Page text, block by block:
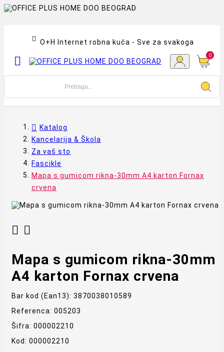
 O+H Internet robna kuća - Sve za svakoga
 0
Katalog
Kancelarija & Škola
Za vaš sto
Fascikle
Mapa s gumicom rikna-30mm A4 karton Fornax
crvena
 
Mapa s gumicom rikna-30mm
A4 karton Fornax crvena
Bar kod (Ean13): 3870038010589
Referenca: 005203
Šifra: 000002210
Kod: 000002210